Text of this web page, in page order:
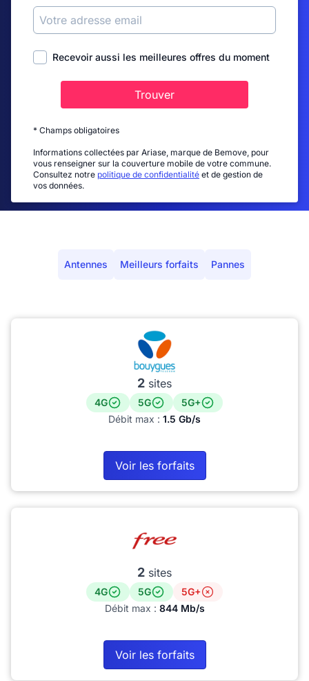
Recevoir aussi les meilleures offres du moment
Trouver
* Champs obligatoires
Informations collectées par Ariase, marque de Bemove, pour
vous renseigner sur la couverture mobile de votre commune.
Consultez notre politique de confidentialité et de gestion de
vos données.
Antennes Meilleurs forfaits Pannes
2 sites
4G 5G
5G+
Débit max : 1.5 Gb/s
Voir les forfaits
2 sites
4G 5G
5G+
Débit max : 844 Mb/s
Voir les forfaits